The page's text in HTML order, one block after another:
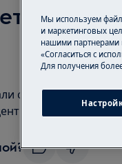
сушильного
Мы используем
и маркетинговых
нашими партнерами
«Согласиться с
Для получения